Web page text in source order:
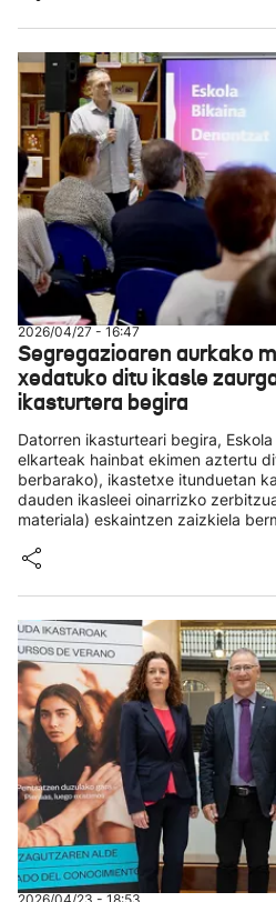
2026/04/27 - 16:47
Segregazioaren aurkako
xedatuko ditu ikasle
ikasturtera begira
Datorren ikasturteari begira,
elkarteak hainbat ekimen aztertu
berbarako), ikastetxe itunduetan
dauden ikasleei oinarrizko
materiala) eskaintzen zaizkiela